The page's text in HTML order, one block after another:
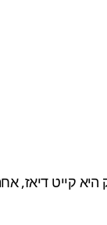
קייט דיאז,